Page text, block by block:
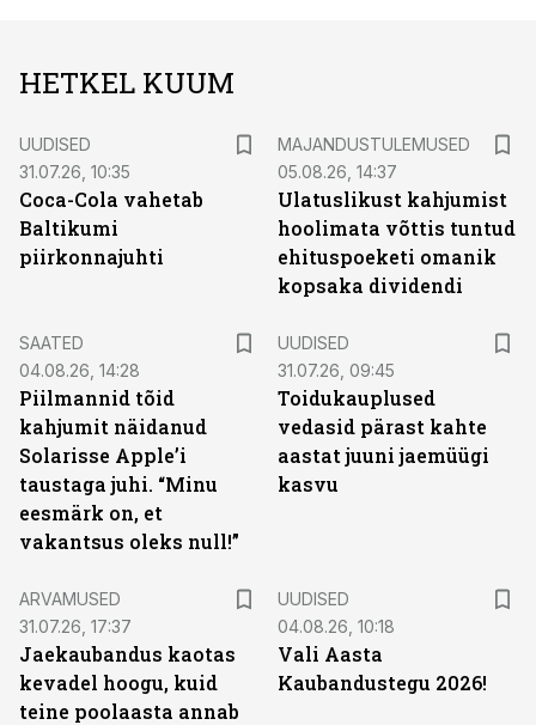
HETKEL KUUM
UUDISED
31.07.26, 10:35
Coca-Cola vahetab
Baltikumi
piirkonnajuhti
MAJANDUSTULEMUSED
05.08.26, 14:37
Ulatuslikust kahjumist
hoolimata võttis tuntud
ehituspoeketi omanik
kopsaka dividendi
SAATED
04.08.26, 14:28
Piilmannid tõid
kahjumit näidanud
Solarisse Apple’i
taustaga juhi. “Minu
eesmärk on, et
vakantsus oleks null!”
UUDISED
31.07.26, 09:45
Toidukauplused
vedasid pärast kahte
aastat juuni jaemüügi
kasvu
ARVAMUSED
31.07.26, 17:37
Jaekaubandus kaotas
kevadel hoogu, kuid
teine poolaasta annab
UUDISED
04.08.26, 10:18
Vali Aasta
Kaubandustegu 2026!